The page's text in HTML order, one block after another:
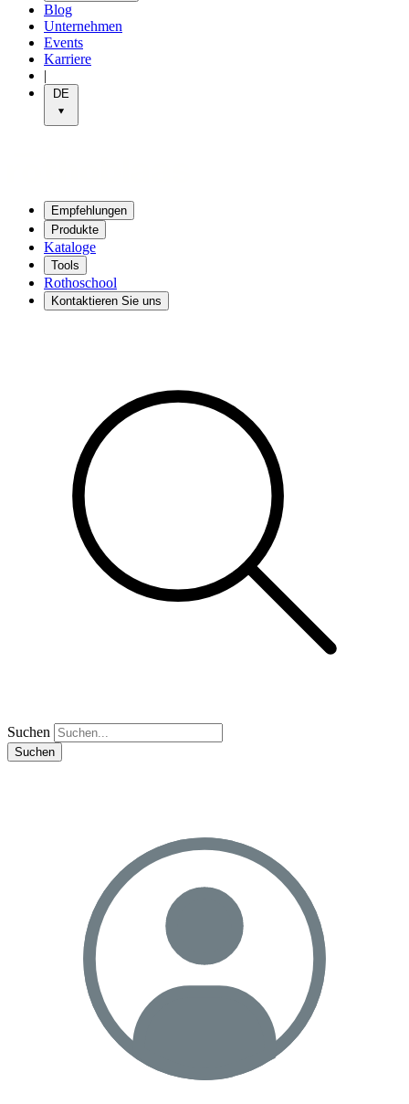
Blog
Unternehmen
Events
Karriere
|
DE
Empfehlungen
Produkte
Kataloge
Tools
Rothoschool
Kontaktieren Sie uns
Suchen
Suchen